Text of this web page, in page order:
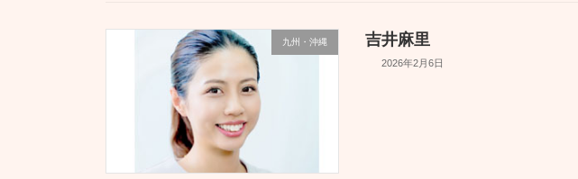
九州・沖縄 吉井麻里
2026年2月6日